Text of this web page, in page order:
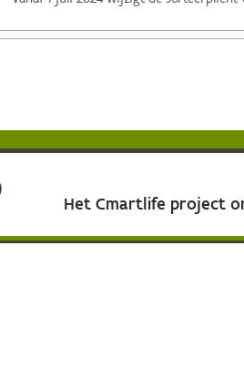
Het Cmartlife project